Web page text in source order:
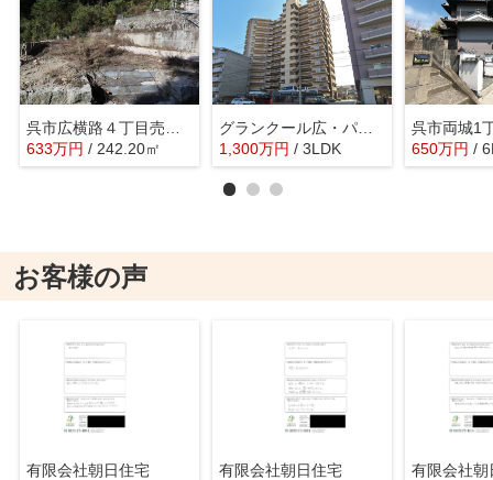
呉市広横路４丁目売地１
633万円 / 242.20㎡
グランクール広・パークビュー
1,300万円 / 3LDK
呉市両城1
650万円 /
お客様の声
有限会社朝日住宅 有限会社朝日住宅 有限会社